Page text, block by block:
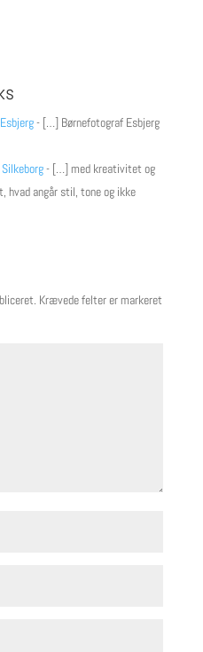
- […] Børnefotograf Esbjerg
- […] med kreativitet og
hvad angår stil, tone og ikke
Krævede felter er markeret